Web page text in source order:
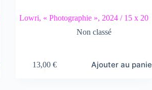
Lowri, « Photographie », 2024 / 15 x 20
Non classé
13,00€ Ajouter au panier